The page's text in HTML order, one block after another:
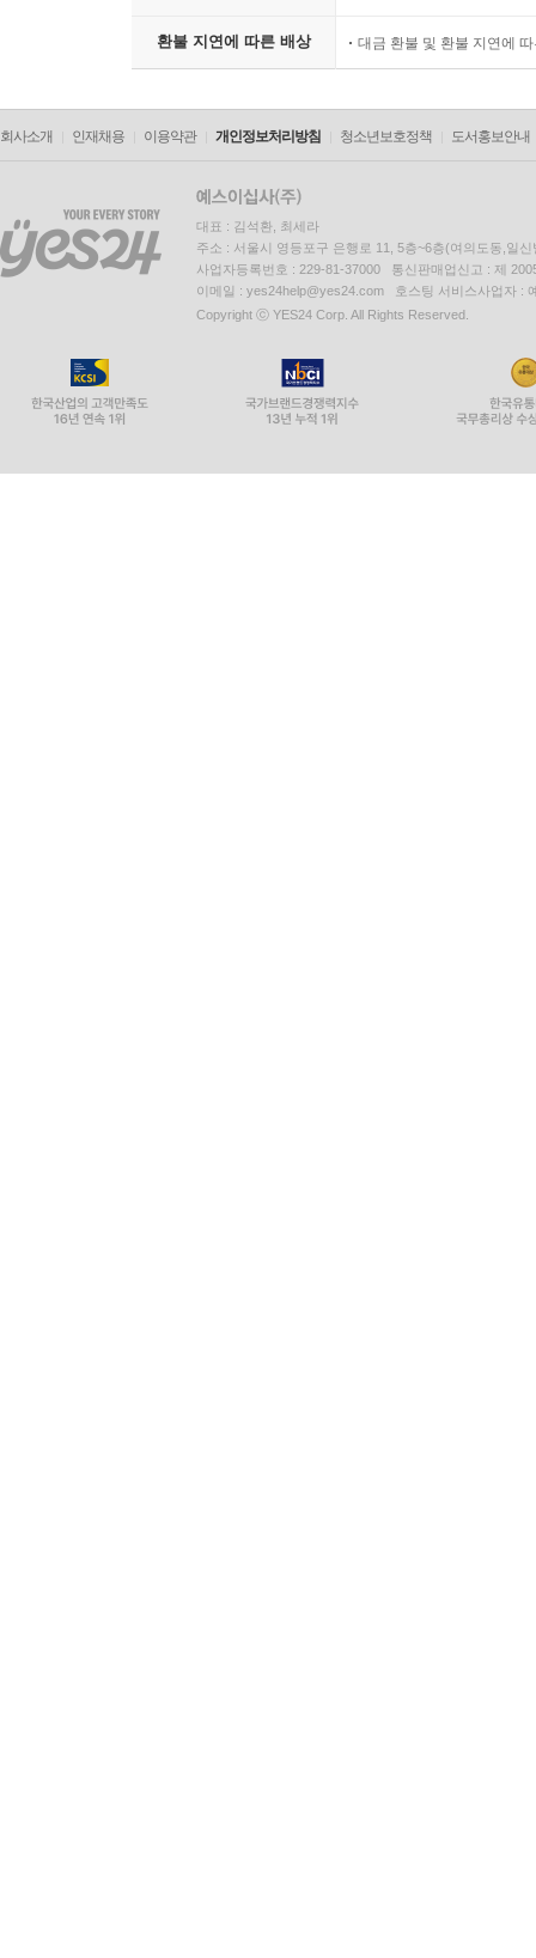
환불 지연에 따른 배상 대금 환불 및 환불 지연에
회사소개 인재채용 이용약관 개인정보처리방침 청소년보호정책 도서홍보안내
대표 : 김석환, 최세라
주소 : 서울시 영등포구 은행로 11, 5층~6층(여의도동,일신
사업자등록번호 : 229-81-37000 통신판매업신고 : 제
이메일 : yes24help@yes24.com 호스팅 서비스사업자 :
Copyright ⓒ YES24 Corp. All Rights Reserved.